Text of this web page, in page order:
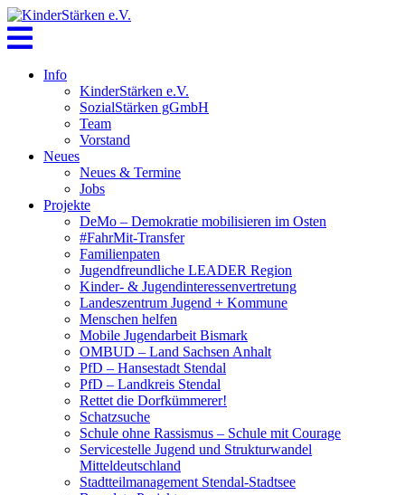
Skip
to
content
Info
KinderStärken e.V.
SozialStärken gGmbH
Team
Vorstand
Neues
Neues & Termine
Jobs
Projekte
DeMo – Demokratie mobilisieren im Osten
#FahrMit-Transfer
Familienpaten
Jugendfreundliche LEADER Region
Kinder- & Jugendinteressenvertretung
Landeszentrum Jugend + Kommune
Menschen helfen
Mobile Jugendarbeit Bismark
OMBUD – Land Sachsen Anhalt
PfD – Hansestadt Stendal
PfD – Landkreis Stendal
Rettet die Dorfkümmerer!
Schatzsuche
Schule ohne Rassismus – Schule mit Courage
Servicestelle Jugend und Strukturwandel
Mitteldeutschland
Stadtteilmanagement Stendal-Stadtsee